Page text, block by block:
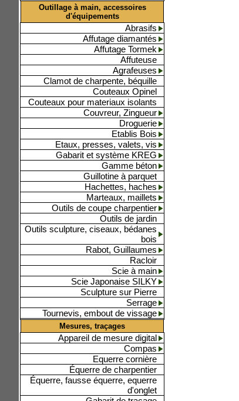
Outillage à main, accessoires
d'équipements
Abrasifs
Affutage diamantés
Affutage Tormek
Affuteuse
Agrafeuses
Clamot de charpente, béquille
Couteaux Opinel
Couteaux pour materiaux isolants
Couvreur, Zingueur
Droguerie
Etablis Bois
Etaux, presses, valets, vis
Gabarit et système KREG
Gamme béton
Guillotine à parquet
Hachettes, haches
Marteaux, maillets
Outils de coupe charpentier
Outils de jardin
Outils sculpture, ciseaux, bédanes
bois
Rabot, Guillaumes
Racloir
Scie à main
Scie Japonaise SILKY
Sculpture sur Pierre
Serrage
Tournevis, embout de vissage
Mesures, traçages
Appareil de mesure digital
Compas
Equerre cornière
Équerre de charpentier
Équerre, fausse équerre, equerre
d'onglet